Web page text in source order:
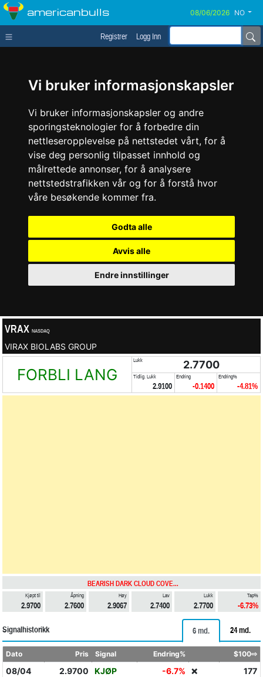
Vi bruker informasjonskapsler
Vi bruker informasjonskapsler og andre
sporingsteknologier for å forbedre din
nettleseropplevelse på nettstedet vårt, for å
vise deg personlig tilpasset innhold og
målrettede annonser, for å analysere
nettstedstrafikken vår og for å forstå hvor
våre besøkende kommer fra.
Godta alle
Avvis alle
Endre innstillinger
americanbulls NO
Registrer Logg Inn
VRAX NASDAQ
VIRAX BIOLABS GROUP
FORBLI LANG
Lukk 2.7700
Tidlig. Lukk
2.9100
Endring
-0.1400
Endring%
-4.81%
BEARISH DARK CLOUD COVE...
Kjøpt til
2.9700
Åpning
2.7600
Høy
2.9067
Lav
2.7400
Lukk
2.7700
Tap%
-6.73%
Signalhistorikk 6 md. 24 md.
Dato Pris Signal Endring% $100⇨
08/04 2.9700 KJØP -6.7% ❌
177